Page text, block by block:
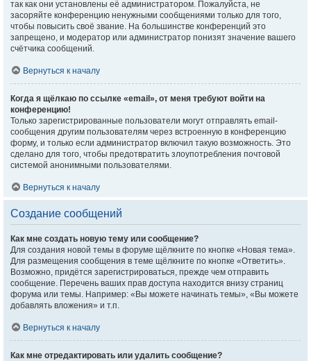
так как они установлены её администратором. Пожалуйста, не
засоряйте конференцию ненужными сообщениями только для того,
чтобы повысить своё звание. На большинстве конференций это
запрещено, и модератор или администратор понизят значение вашего
счётчика сообщений.
Вернуться к началу
Когда я щёлкаю по ссылке «email», от меня требуют войти на
конференцию!
Только зарегистрированные пользователи могут отправлять email-
сообщения другим пользователям через встроенную в конференцию
форму, и только если администратор включил такую возможность. Это
сделано для того, чтобы предотвратить злоупотребления почтовой
системой анонимными пользователями.
Вернуться к началу
Создание сообщений
Как мне создать новую тему или сообщение?
Для создания новой темы в форуме щёлкните по кнопке «Новая тема».
Для размещения сообщения в теме щёлкните по кнопке «Ответить».
Возможно, придётся зарегистрироваться, прежде чем отправить
сообщение. Перечень ваших прав доступа находится внизу страниц
форума или темы. Например: «Вы можете начинать темы», «Вы можете
добавлять вложения» и т.п.
Вернуться к началу
Как мне отредактировать или удалить сообщение?